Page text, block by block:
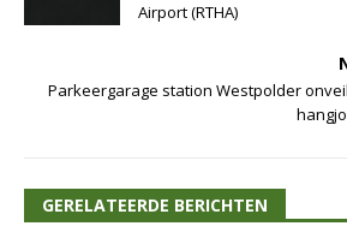
Airport (RTHA)
Parkeergarage station Westpolder
GERELATEERDE BERICHTEN